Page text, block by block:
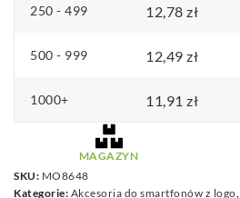
250 - 499 12,78 zł
500 - 999 12,49 zł
1000+ 11,91 zł
MAGAZYN
SKU: MO8648
Kategorie: Akcesoria do smartfonów z logo,